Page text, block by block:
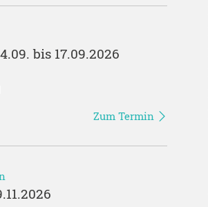
bis 17.09.2026
Zum Termin